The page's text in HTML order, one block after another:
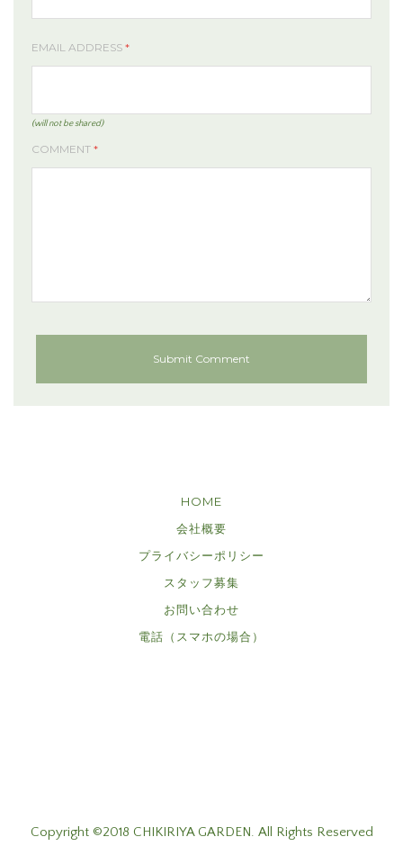
EMAIL ADDRESS *
(will not be shared)
COMMENT *
HOME
会社概要
プライバシーポリシー
スタッフ募集
お問い合わせ
電話（スマホの場合）
Copyright ©2018 CHIKIRIYA GARDEN. All Rights Reserved